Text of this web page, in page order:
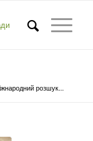
розшук...